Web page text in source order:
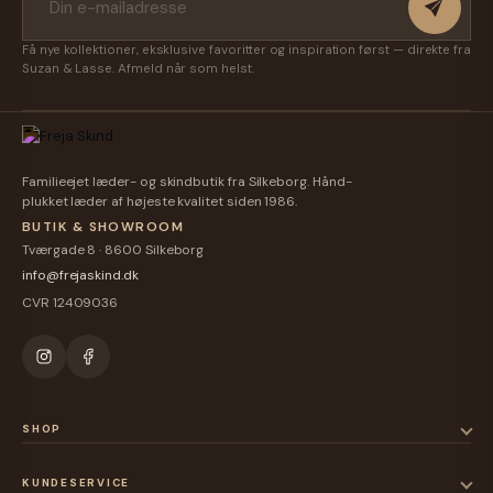
Få nye kollektioner, eksklusive favoritter og inspiration først — direkte fra
Suzan & Lasse. Afmeld når som helst.
Familieejet læder- og skindbutik fra Silkeborg. Hånd-
plukket læder af højeste kvalitet siden 1986.
BUTIK & SHOWROOM
Tværgade 8 · 8600 Silkeborg
info@frejaskind.dk
CVR 12409036
SHOP
KUNDESERVICE